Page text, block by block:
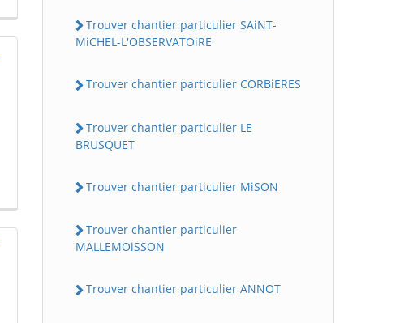
Trouver chantier particulier SAiNT-
MiCHEL-L'OBSERVATOiRE
Trouver chantier particulier CORBiERES
Trouver chantier particulier LE
BRUSQUET
Trouver chantier particulier MiSON
Trouver chantier particulier
MALLEMOiSSON
Trouver chantier particulier ANNOT